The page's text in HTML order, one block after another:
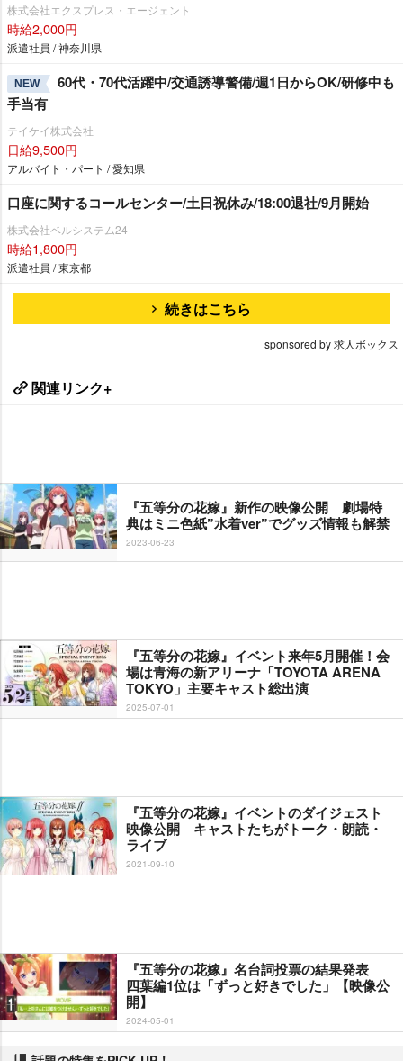
株式会社エクスプレス・エージェント
時給2,000円
派遣社員 / 神奈川県
NEW
60代・70代活躍中/交通誘導警備/週1日からOK/研修中も
手当有
テイケイ株式会社
日給9,500円
アルバイト・パート / 愛知県
口座に関するコールセンター/土日祝休み/18:00退社/9月開始
株式会社ベルシステム24
時給1,800円
派遣社員 / 東京都
続きはこちら
sponsored by 求人ボックス
関連リンク+
『五等分の花嫁』新作の映像公開 劇場特
典はミニ色紙”水着ver”でグッズ情報も解禁
2023-06-23
『五等分の花嫁』イベント来年5月開催！会
場は青海の新アリーナ「TOYOTA ARENA
TOKYO」主要キャスト総出演
2025-07-01
『五等分の花嫁』イベントのダイジェスト
映像公開 キャストたちがトーク・朗読・
ライブ
2021-09-10
『五等分の花嫁』名台詞投票の結果発表
四葉編1位は「ずっと好きでした」【映像公
開】
2024-05-01